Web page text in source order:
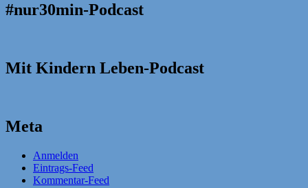
#nur30min-Podcast
Mit Kindern Leben-Podcast
Meta
Anmelden
Eintrags-Feed
Kommentar-Feed